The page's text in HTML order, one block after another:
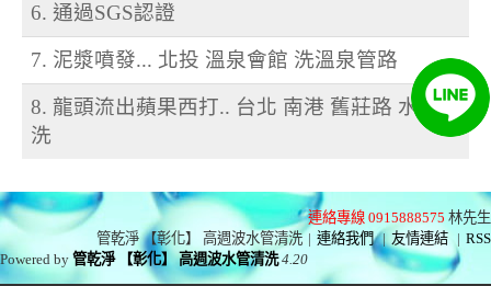
6. 通過SGS認證
7. 泥漿噴發... 北投 溫泉會館 洗溫泉管路
8. 龍頭流出蘋果西打.. 台北 南港 舊莊路 水管清
洗
連絡專線 0915888575 林先生
管乾淨 【彰化】 高週波水管清洗 | 連絡我們 | 友情連結 | RSS
Powered by管乾淨 【彰化】 高週波水管清洗 4.20